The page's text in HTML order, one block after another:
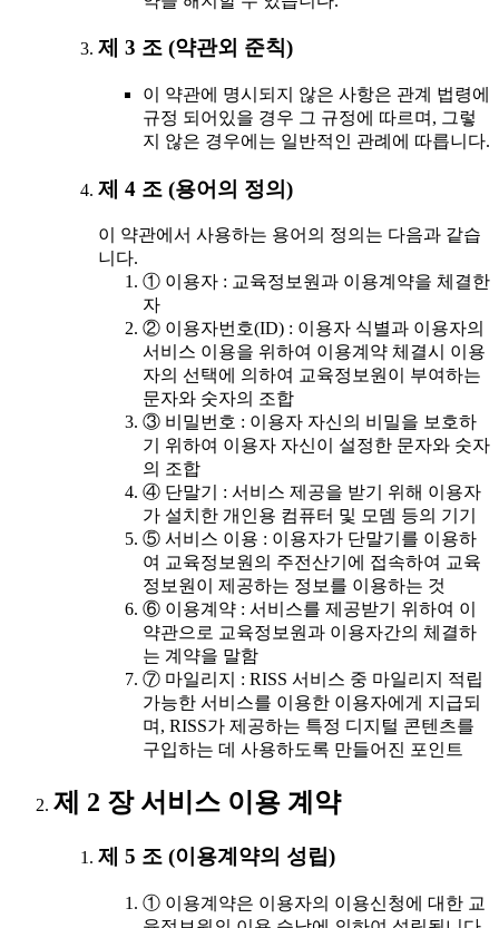
제 3 조 (약관외 준칙)
이 약관에 명시되지 않은 사항은 관계 법령에
규정 되어있을 경우 그 규정에 따르며, 그렇
지 않은 경우에는 일반적인 관례에 따릅니다.
제 4 조 (용어의 정의)
이 약관에서 사용하는 용어의 정의는 다음과 같습
니다.
① 이용자 : 교육정보원과 이용계약을 체결한
자
② 이용자번호(ID) : 이용자 식별과 이용자의
서비스 이용을 위하여 이용계약 체결시 이용
자의 선택에 의하여 교육정보원이 부여하는
문자와 숫자의 조합
③ 비밀번호 : 이용자 자신의 비밀을 보호하
기 위하여 이용자 자신이 설정한 문자와 숫자
의 조합
④ 단말기 : 서비스 제공을 받기 위해 이용자
가 설치한 개인용 컴퓨터 및 모뎀 등의 기기
⑤ 서비스 이용 : 이용자가 단말기를 이용하
여 교육정보원의 주전산기에 접속하여 교육
정보원이 제공하는 정보를 이용하는 것
⑥ 이용계약 : 서비스를 제공받기 위하여 이
약관으로 교육정보원과 이용자간의 체결하
는 계약을 말함
⑦ 마일리지 : RISS 서비스 중 마일리지 적립
가능한 서비스를 이용한 이용자에게 지급되
며, RISS가 제공하는 특정 디지털 콘텐츠를
구입하는 데 사용하도록 만들어진 포인트
제 2 장 서비스 이용 계약
제 5 조 (이용계약의 성립)
① 이용계약은 이용자의 이용신청에 대한 교